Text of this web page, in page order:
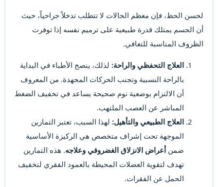
لحسن الحظ، فإن معظم الحالات لا تتطلب تدخلاً جراحياً، حيث
أن الجسم يمتلك قدرة طبيعية على ترميم نفسه إذا توفرت
الظروف المناسبة للتعافي.
العلاج التحفظي والراحة: لذلك، ينصح الأطباء في البداية
بالراحة النسبية وتجنب الحركات المجهدة. من المعروف
أن الالتزام بوضعية نوم صحيحة يساعد في تخفيف الضغط
المباشر عن العصب الملتهب.
العلاج الطبيعي والتأهيل: لهذا السبب، تعتبر التمارين
الموجهة تحت إشراف متخصص هي الركيزة الأساسية
ضمن أعراض الانزلاق الغضروفي وعلاجه. هذه التمارين
تهدف لتقوية العضلات المحيطة بالعمود الفقري لتخفيف
الحمل عن الفقرات.